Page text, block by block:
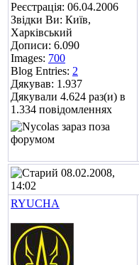
Реєстрація: 06.04.2006
Звідки Ви: Київ,
Харківський
Дописи: 6.090
Images: 700
Blog Entries: 2
Дякував: 1.937
Дякували 4.624 раз(и) в
1.334 повідомленнях
08.02.2008,
14:02
RYUCHA